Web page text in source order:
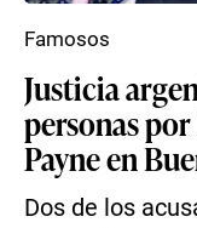
Justicia
personas
Payne en
Dos de los
Famosos